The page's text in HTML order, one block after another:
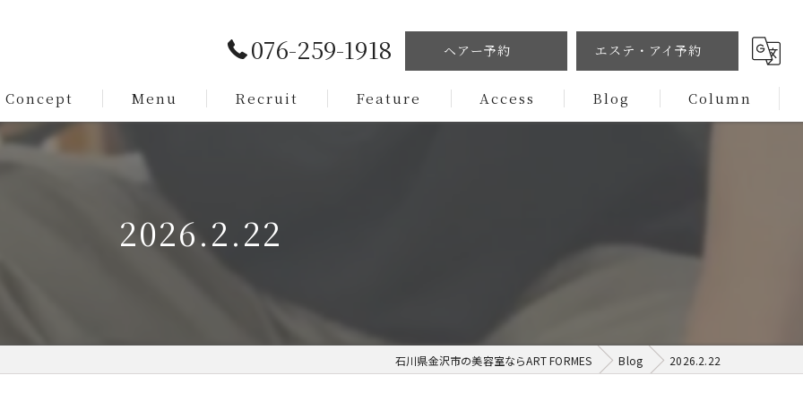
076-259-1918 ヘアー予約 エステ・アイ予約
Concept Menu Recruit Feature
求人
Access Blog Column
2026.2.22
石川県金沢市の美容室ならART FORMES Blog 2026.2.22